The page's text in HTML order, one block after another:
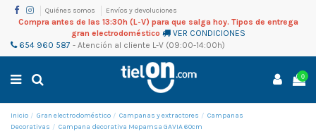
Quiénes somos Envíos y devoluciones
Compra antes de las 13:30h (L-V) para que salga hoy. Tipos de entrega
gran electrodoméstico
VER CONDICIONES
654 960 587 - Atención al cliente L-V (09:00-14:00h)
0
Inicio Gran electrodoméstico Campanas y extractores
Campanas
Decorativas
Campana decorativa Mepamsa GAVIA 60cm